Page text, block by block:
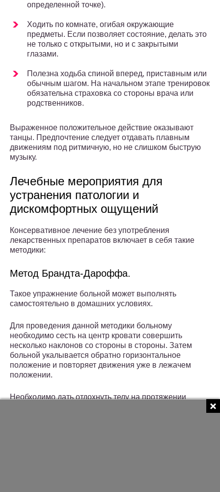
определенной точке).
Ходить по комнате, огибая окружающие
предметы. Если позволяет состояние, делать это
не только с открытыми, но и с закрытыми
глазами.
Полезна ходьба спиной вперед, приставным или
обычным шагом. На начальном этапе тренировок
обязательна страховка со стороны врача или
родственников.
Выраженное положительное действие оказывают
танцы. Предпочтение следует отдавать плавным
движениям под ритмичную, но не слишком быструю
музыку.
Лечебные мероприятия для
устранения патологии и
дискомфортных ощущений
Консервативное лечение без употребления
лекарственных препаратов включает в себя такие
методики:
Метод Брандта-Дароффа.
Такое упражнение больной может выполнять
самостоятельно в домашних условиях.
Для проведения данной методики больному
необходимо сесть на центр кровати совершить
несколько наклонов со стороны в стороны. Затем
больной укалывается обратно горизонтальное
положение и повторяет движения уже в лежачем
положении.
Необходимо дать отдохнуть телу на протяжении